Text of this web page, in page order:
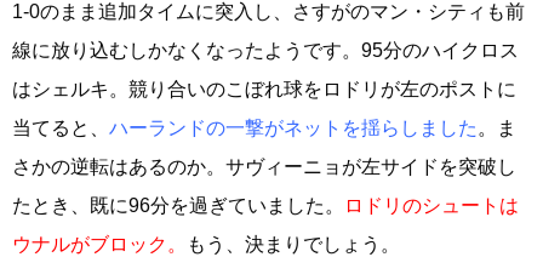
1-0のまま追加タイムに突入し、さすがのマン・シティも前
線に放り込むしかなくなったようです。95分のハイクロス
はシェルキ。競り合いのこぼれ球をロドリが左のポストに
当てると、 ハーランドの一撃がネットを揺らしました 。ま
さかの逆転はあるのか。サヴィーニョが左サイドを突破し
たとき、既に96分を過ぎていました。
ロドリのシュートは
ウナルがブロック。
もう、決まりでしょう。